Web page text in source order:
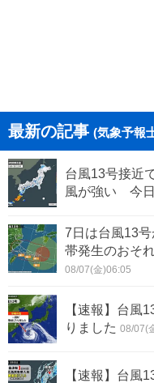
最新の記事 (気象予報
台風13号接近
風が強い 今
7日は台風13
帯発生のおそ
08/07(金)06:05
【速報】台風
りました 08/07(
【速報】台風